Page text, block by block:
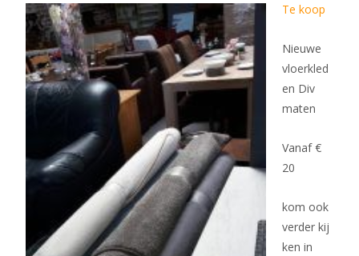
Te koop
Nieuwe
vloerkled
en Div
maten
Vanaf €
20
kom ook
verder kij
ken in